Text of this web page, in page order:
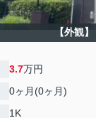
【外観】
3.7万円
0ヶ月(0ヶ月)
1K